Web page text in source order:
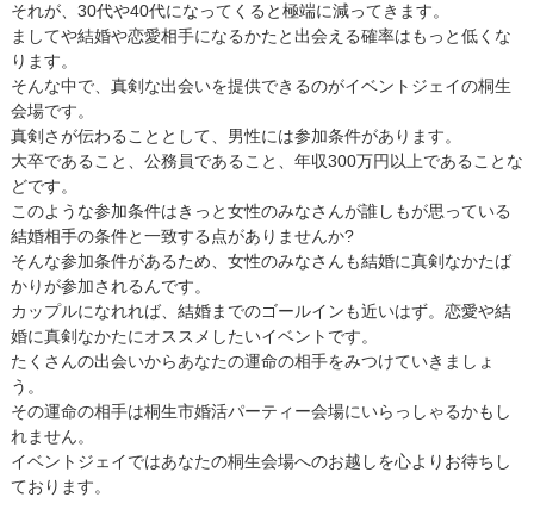
それが、30代や40代になってくると極端に減ってきます。
ましてや結婚や恋愛相手になるかたと出会える確率はもっと低くな
ります。
そんな中で、真剣な出会いを提供できるのがイベントジェイの桐生
会場です。
真剣さが伝わることとして、男性には参加条件があります。
大卒であること、公務員であること、年収300万円以上であることな
どです。
このような参加条件はきっと女性のみなさんが誰しもが思っている
結婚相手の条件と一致する点がありませんか?
そんな参加条件があるため、女性のみなさんも結婚に真剣なかたば
かりが参加されるんです。
カップルになれれば、結婚までのゴールインも近いはず。恋愛や結
婚に真剣なかたにオススメしたいイベントです。
たくさんの出会いからあなたの運命の相手をみつけていきましょ
う。
その運命の相手は桐生市婚活パーティー会場にいらっしゃるかもし
れません。
イベントジェイではあなたの桐生会場へのお越しを心よりお待ちし
ております。